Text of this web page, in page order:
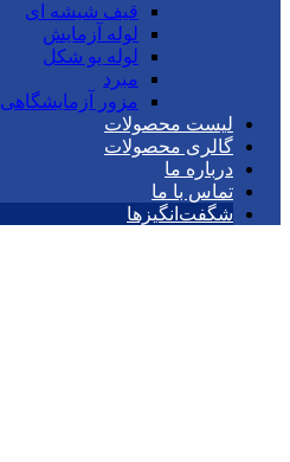
قیف شیشه ای
لوله آزمایش
لوله یو شکل
مبرد
مزور آزمایشگاهی
لیست محصولات
گالری محصولات
درباره ما
تماس با ما
شگفت‌انگیزها